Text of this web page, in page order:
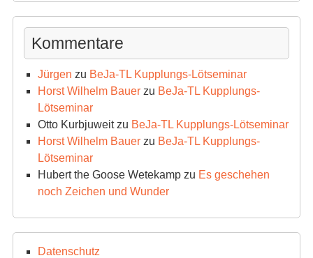
Kommentare
Jürgen zu BeJa-TL Kupplungs-Lötseminar
Horst Wilhelm Bauerzu BeJa-TL Kupplungs-
Lötseminar
Otto Kurbjuweitzu BeJa-TL Kupplungs-Lötseminar
Horst Wilhelm Bauerzu BeJa-TL Kupplungs-
Lötseminar
Hubert the Goose Wetekampzu Es geschehen
noch Zeichen und Wunder
Datenschutz